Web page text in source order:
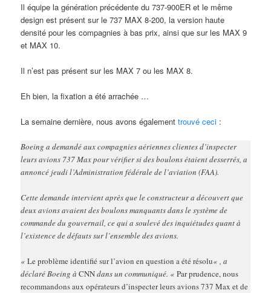
Il équipe la génération précédente du 737-900ER et le même
design est présent sur le 737 MAX 8-200, la version haute
densité pour les compagnies à bas prix, ainsi que sur les MAX 9
et MAX 10.
Il n’est pas présent sur les MAX 7 ou les MAX 8.
Eh bien, la fixation a été arrachée …
La semaine dernière, nous avons égalementtrouvé ceci :
Boeing a demandé aux compagnies aériennes clientes d’inspecter
leurs avions 737 Max pour vérifier si des boulons étaient desserrés, a
annoncé jeudi l’Administration fédérale de l’aviation (FAA).
Cette demande intervient après que le constructeur a découvert que
deux avions avaient des boulons manquants dans le système de
commande du gouvernail, ce qui a soulevé des inquiétudes quant à
l’existence de défauts sur l’ensemble des avions.
«Le problème identifié sur l’avion en question a été résolu« , a
déclaré Boeing àCNNdans un communiqué. «Par prudence, nous
recommandons aux opérateurs d’inspecter leurs avions 737 Max et de